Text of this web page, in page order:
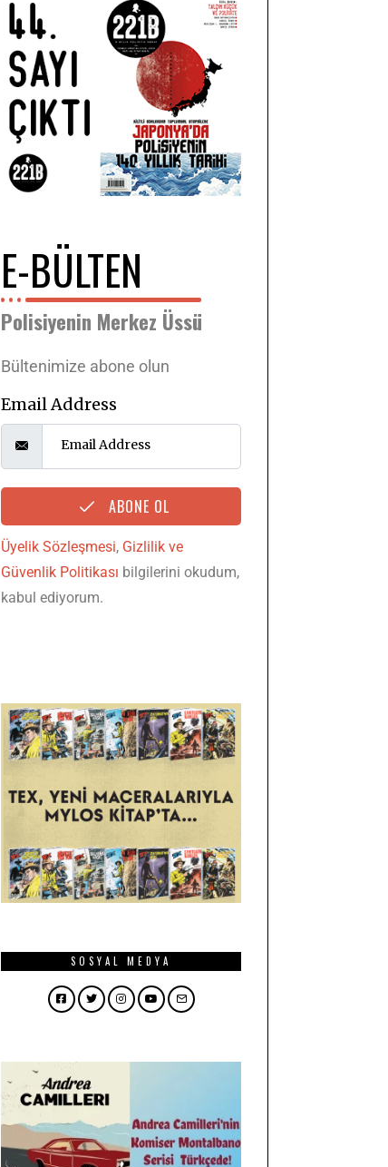
E-BÜLTEN
Polisiyenin Merkez Üssü
Bültenimize abone olun
Email Address
ABONE OL
Üyelik Sözleşmesi, Gizlilik ve
Güvenlik Politikası bilgilerini okudum,
kabul ediyorum.
SOSYAL MEDYA
Facebook
TwitterInstagram
YouTube
Email